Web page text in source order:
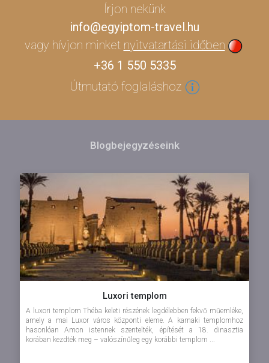
Írjon nekünk
info@egyiptom-travel.hu
vagy hívjon minket nyitvatartási időben
+36 1 550 5335
Útmutató foglaláshoz
Blogbejegyzéseink
Luxori templom
A luxori templom Théba keleti részének legdélebben fekvő műemléke,
amely a mai Luxor város központi eleme. A karnaki templomhoz
hasonlóan Amon istennek szentelték, építését a 18. dinasztia
korában kezdték meg – valószínűleg egy korábbi templom ...